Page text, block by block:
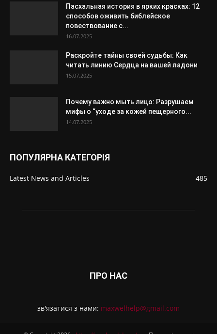
Пасхальная история в ярких красках: 12
способов оживить библейское
повествование с...
16.07.2025
Раскройте тайны своей судьбы: Как
читать линию Сердца на вашей ладони
15.07.2025
Почему важно мыть лицо: Разрушаем
мифы о “уходе за кожей пещерного...
14.07.2025
ПОПУЛЯРНА КАТЕГОРІЯ
Latest News and Articles 485
ПРО НАС
зв'язатися з нами: maxwelhelp@gmail.com